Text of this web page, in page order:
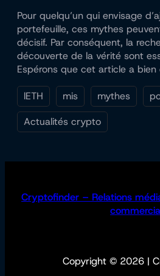
Pour quelqu’un qui envisage
portefeuille, ces mythes
décisif. Par conséquent, la
découverte de la vérité sont
Espérons que cet article a bien
lETH mis mythes
Actualités crypto
Cryptofinder – Relations
Copyright © 2026 |